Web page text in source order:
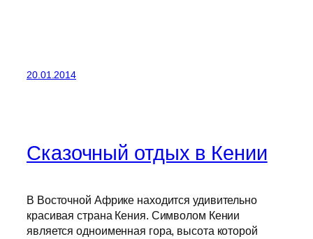
20.01.2014
Сказочный отдых в Кении
В Восточной Африке находится удивительно
красивая страна Кения. Символом Кении
является одноименная гора, высота которой